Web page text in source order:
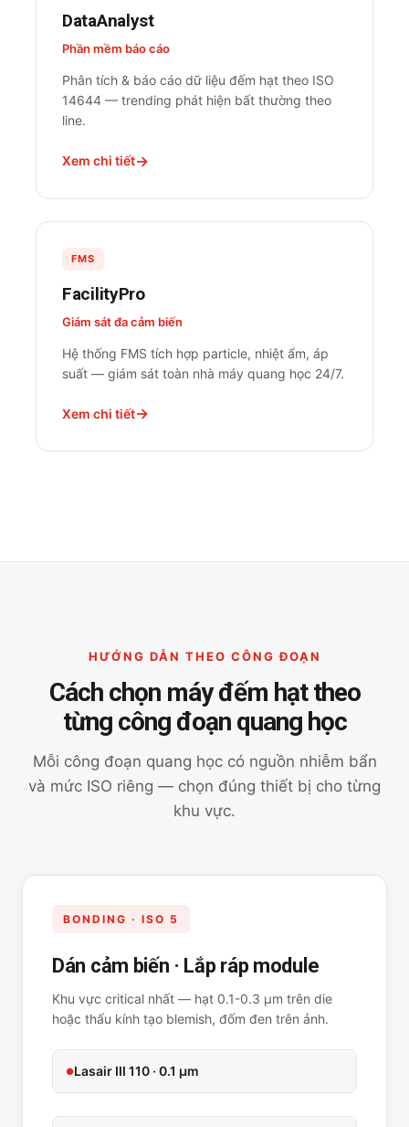
DataAnalyst
Phần mềm báo cáo
Phân tích & báo cáo dữ liệu đếm hạt theo ISO
14644 — trending phát hiện bất thường theo
line.
Xem chi tiết
FMS
FacilityPro
Giám sát đa cảm biến
Hệ thống FMS tích hợp particle, nhiệt ẩm, áp
suất — giám sát toàn nhà máy quang học 24/7.
Xem chi tiết
HƯỚNG DẪN THEO CÔNG ĐOẠN
Cách chọn máy đếm hạt theo
từng công đoạn quang học
Mỗi công đoạn quang học có nguồn nhiễm bẩn
và mức ISO riêng — chọn đúng thiết bị cho từng
khu vực.
BONDING · ISO 5
Dán cảm biến · Lắp ráp module
Khu vực critical nhất — hạt 0.1-0.3 µm trên die
hoặc thấu kính tạo blemish, đốm đen trên ảnh.
Lasair III 110 · 0.1 µm